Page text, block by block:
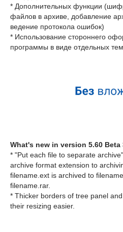
* Дополнительных функции
файлов в архиве, добавление
ведение протокола ошибок)
* Использование стороннего
программы в виде отдельных тем
What's new in version 5.60 Beta
* "Put each file to separate
archive format extension to
filename.ext is archived to
filename.rar.
* Thicker borders of tree panel
their resizing easier.